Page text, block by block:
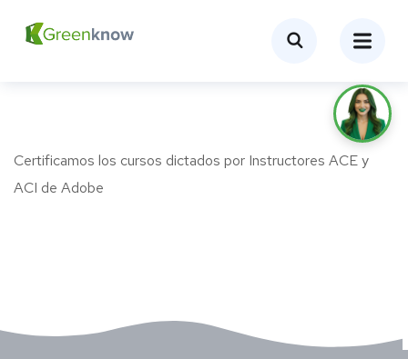
Certificamos los cursos dictados por Instructores ACE y
ACI de Adobe